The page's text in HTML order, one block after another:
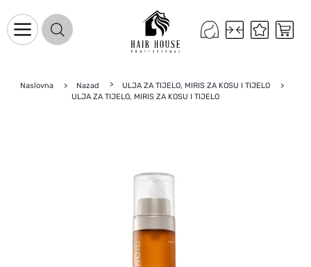
Naslovna Nazad
ULJA ZA TIJELO, MIRIS ZA KOSU I TIJELO
ULJA ZA TIJELO, MIRIS ZA KOSU I TIJELO